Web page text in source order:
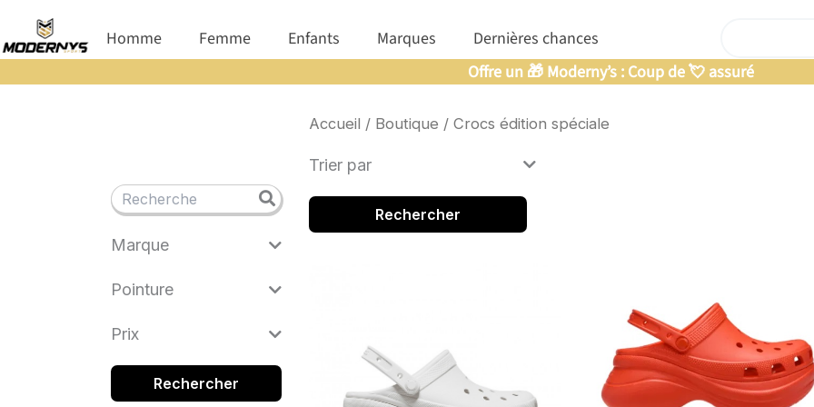
au
contenu
Homme Ouvrir Homme
Femme Ouvrir Femme
Enfants Ouvrir Enfants
Marques Ouvrir Marques
Dernières chances
Offre un 🎁 Moderny’s : Coup de 💘 assuré
Marque
Pointure
Prix
Rechercher
Accueil / Boutique / Crocs édition spéciale
Trier par
Rechercher